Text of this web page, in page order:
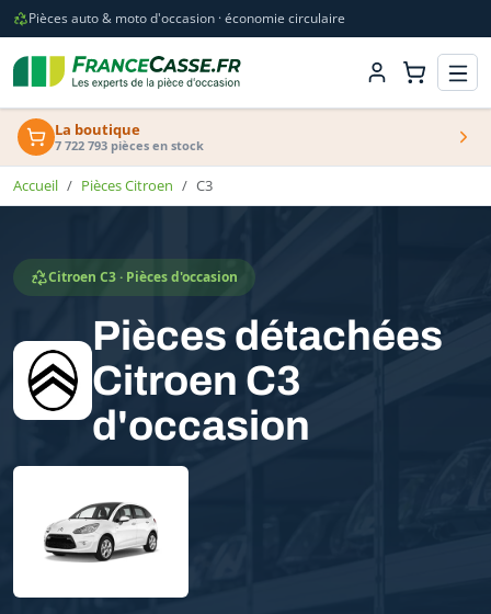
Pièces auto & moto d'occasion · économie circulaire
La boutique
7 722 793 pièces en stock
Accueil Pièces Citroen C3
Citroen C3 · Pièces d'occasion
Pièces détachées
Citroen C3
d'occasion